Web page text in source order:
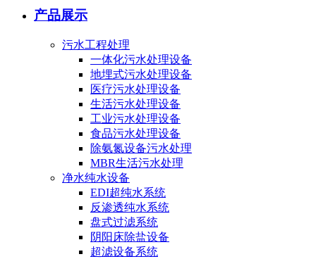
产品展示
污水工程处理
一体化污水处理设备
地埋式污水处理设备
医疗污水处理设备
生活污水处理设备
工业污水处理设备
食品污水处理设备
除氨氮设备污水处理
MBR生活污水处理
净水纯水设备
EDI超纯水系统
反渗透纯水系统
盘式过滤系统
阴阳床除盐设备
超滤设备系统